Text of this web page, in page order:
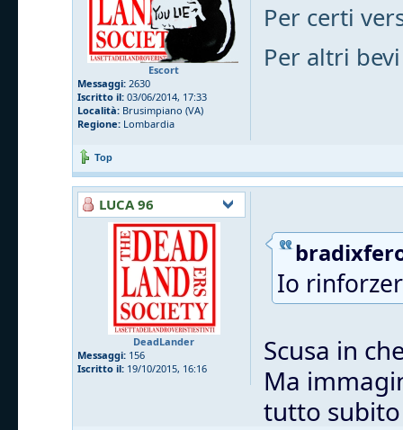
Escort
Messaggi: 2630
Iscritto il: 03/06/2014, 17:33
Località: Brusimpiano (VA)
Regione: Lombardia
Per certi
Per altri bevi
Top
LUCA 96
DeadLander
Messaggi: 156
Iscritto il: 19/10/2015, 16:16
Io
Scusa in
Ma
tutto